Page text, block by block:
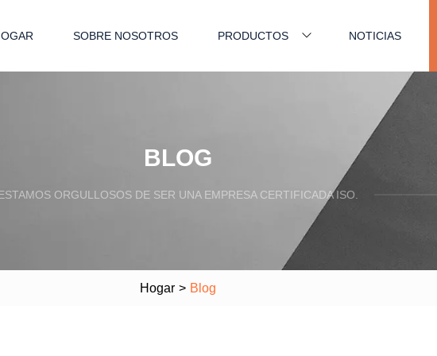
SOBRE NOSOTROS PRODUCTOS NOTICIAS
BLOG
ORGULLOSOS DE SER UNA EMPRESA CERTIFICADA ISO.
Hogar > Blog